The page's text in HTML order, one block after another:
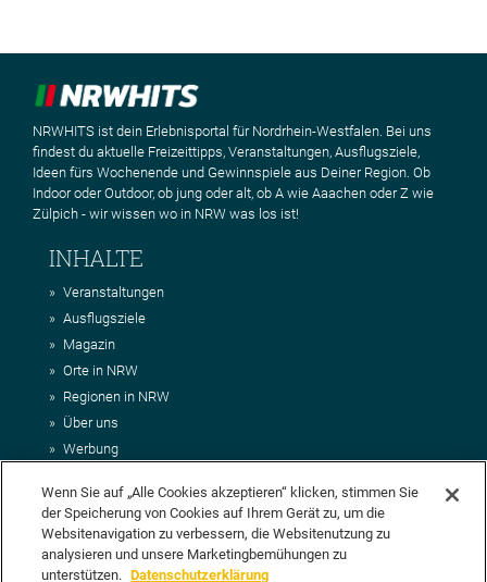
NRWHITS ist dein Erlebnisportal für Nordrhein-Westfalen. Bei uns
findest du aktuelle Freizeittipps, Veranstaltungen, Ausflugsziele,
Ideen fürs Wochenende und Gewinnspiele aus Deiner Region. Ob
Indoor oder Outdoor, ob jung oder alt, ob A wie Aaachen oder Z wie
Zülpich - wir wissen wo in NRW was los ist!
INHALTE
Veranstaltungen
Ausflugsziele
Magazin
Orte in NRW
Regionen in NRW
Über uns
Werbung
Impressum
AGB
Datenschutz
Wenn Sie auf „Alle Cookies akzeptieren“ klicken, stimmen Sie
der Speicherung von Cookies auf Ihrem Gerät zu, um die
Websitenavigation zu verbessern, die Websitenutzung zu
analysieren und unsere Marketingbemühungen zu
unterstützen. Datenschutzerklärung